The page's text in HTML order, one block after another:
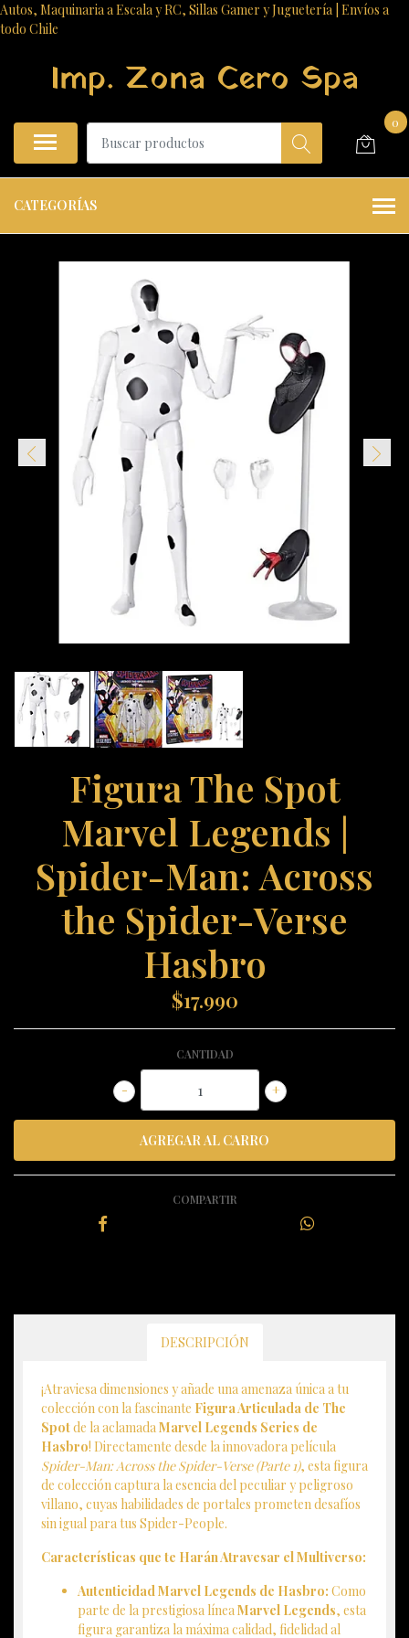
Autos, Maquinaria a Escala y RC, Sillas Gamer y Juguetería | Envíos a
todo Chile
Imp. Zona Cero Spa
0
CATEGORÍAS
Figura The Spot
Marvel Legends |
Spider-Man: Across
the Spider-Verse
Hasbro
$17.990
CANTIDAD
+
-
COMPARTIR
DESCRIPCIÓN
¡Atraviesa dimensiones y añade una amenaza única a tu
colección con la fascinante Figura Articulada de The
Spotde la aclamada Marvel Legends Series de
Hasbro! Directamente desde la innovadora película
Spider-Man: Across the Spider-Verse (Parte 1), esta figura
de colección captura la esencia del peculiar y peligroso
villano, cuyas habilidades de portales prometen desafíos
sin igual para tus Spider-People.
Características que te Harán Atravesar el Multiverso:
Autenticidad Marvel Legends de Hasbro: Como
parte de la prestigiosa línea Marvel Legends, esta
figura garantiza la máxima calidad, fidelidad al